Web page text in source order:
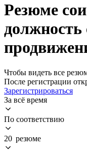
Резюме
должность
Чтобы видеть все
После регистрации
Зарегистрироваться
За всё время
По соответствию
20 резюме